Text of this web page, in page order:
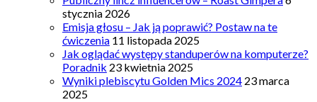
stycznia 2026
Emisja głosu – Jak ją poprawić? Postaw na te
ćwiczenia 11 listopada 2025
Jak oglądać występy standuperów na komputerze?
Poradnik 23 kwietnia 2025
Wyniki plebiscytu Golden Mics 2024 23 marca
2025